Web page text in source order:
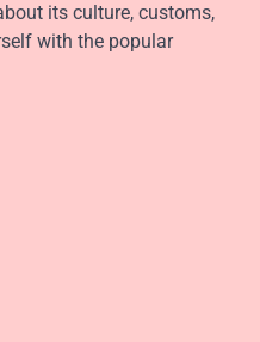
its culture, customs,
with the popular